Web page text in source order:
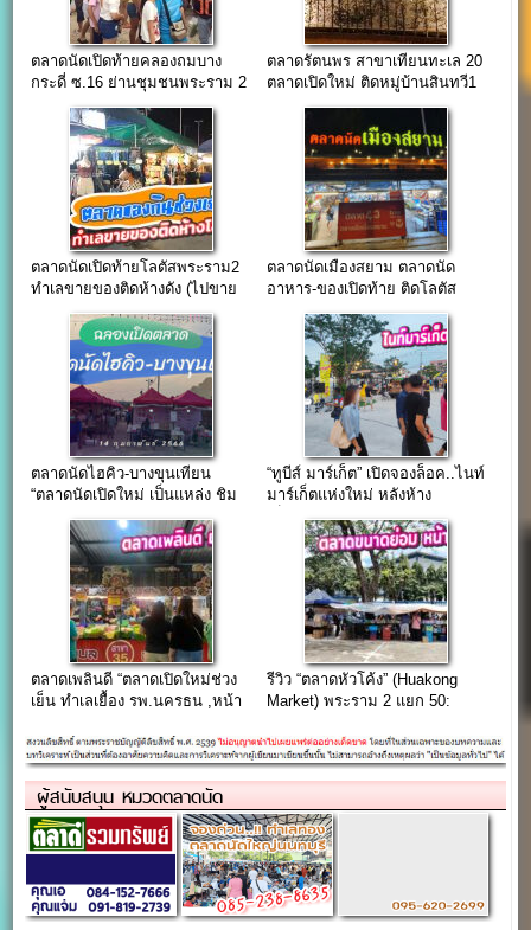
ตลาดนัดเปิดท้ายคลองถมบาง
กระดี่ ซ.16 ย่านชุมชนพระราม 2
ตลาดรัตนพร สาขาเทียนทะเล 20
ตลาดเปิดใหม่ ติดหมู่บ้านสินทวี1
ตลาดนัดเปิดท้ายโลตัสพระราม2
ทำเลขายของติดห้างดัง (ไปขาย
ตลาดนัดเมืองสยาม ตลาดนัด
อาหาร-ของเปิดท้าย ติดโลตัส
ตลาดนัดไฮคิว-บางขุนเทียน
“ตลาดนัดเปิดใหม่ เป็นแหล่ง ชิม
“ทูบีส์ มาร์เก็ต” เปิดจองล็อค..ไนท์
มาร์เก็ตแห่งใหม่ หลังห้าง
ตลาดเพลินดี “ตลาดเปิดใหม่ช่วง
เย็น ทำเลเยื้อง รพ.นครธน ,หน้า
รีวิว “ตลาดหัวโค้ง” (Huakong
Market) พระราม 2 แยก 50:
แหล่งรวมร้านอาหารคุณภาพ
ผู้สนับสนุน หมวดตลาดนัด